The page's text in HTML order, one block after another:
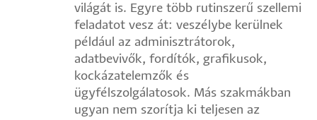
világát is. Egyre több rutinszerű szellemi
feladatot vesz át: veszélybe kerülnek
például az adminisztrátorok,
adatbevivők, fordítók, grafikusok,
kockázatelemzők és
ügyfélszolgálatosok. Más szakmákban
ugyan nem szorítja ki teljesen az